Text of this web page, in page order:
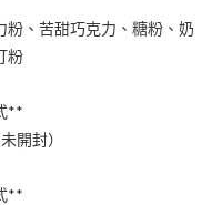
粉、苦甜巧克力、糖粉、奶
粉
**
開封）
**